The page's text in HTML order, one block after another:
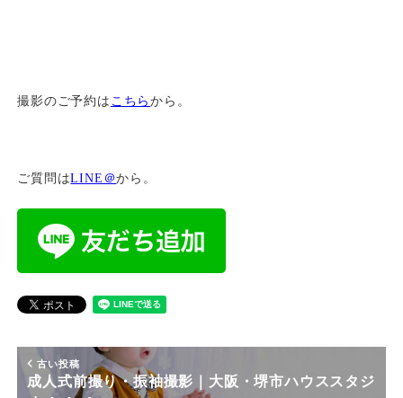
撮影のご予約は こちらから。
ご質問はLINE＠から。
古い投稿
成人式前撮り・振袖撮影｜大阪・堺市ハウススタジ